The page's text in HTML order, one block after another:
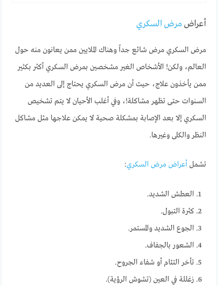
أعراضمرض السكري
مرض السكري مرض شائع جداً وهناك الملايين ممن يعانون منه حول
العالم، ولكن! الأشخاص الغير مشخصين بمرض السكري أكثر بكثير
ممن يأخذون علاج، حيث أن مرض السكري يحتاج إلى العديد من
السنوات حتى تظهر مشاكلة!، وفي أغلب الأحيان لا يتم تشخيص
السكري إلا بعد الإصابة بمشكلة صحية لا يمكن علاجها مثل مشاكل
النظر والكلى وغيرها.
تشمل أعراض مرض السكري:
العطش الشديد.
كثرة التبول.
الجوع الشديد والمستمر.
الشعور بالجفاف.
تأخر التئام أو شفاء الجروح.
زغللة في العين (تشوش الرؤية).